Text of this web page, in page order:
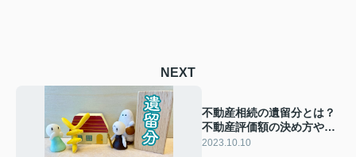
NEXT
不動産相続の遺留分とは？
不動産評価額の決め方や決
まらないときの対処法
2023.10.10